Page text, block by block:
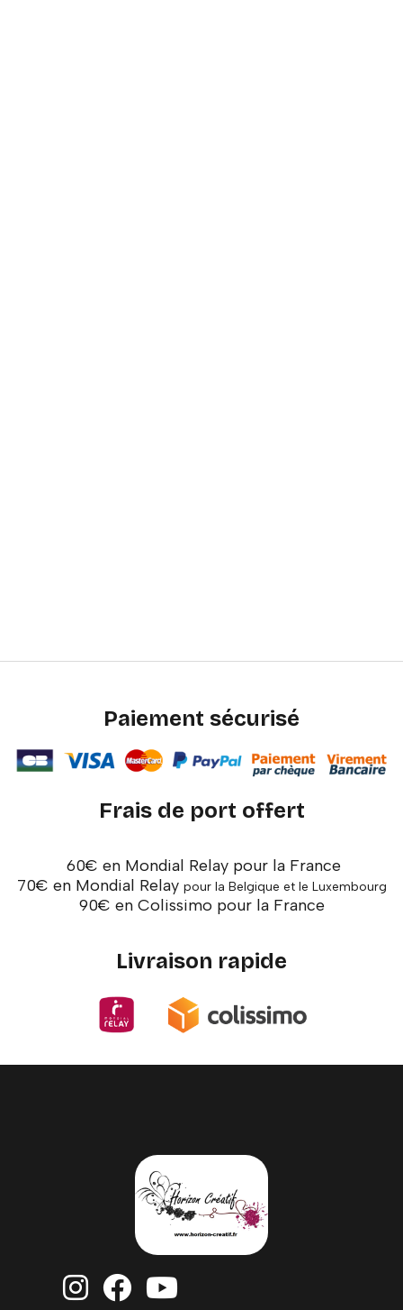
Paiement sécurisé
Frais de port offert
60€ en Mondial Relay pour la France
70€ en Mondial Relay pour la Belgique et le Luxembourg
90€ en Colissimo pour la France
Livraison rapide
  